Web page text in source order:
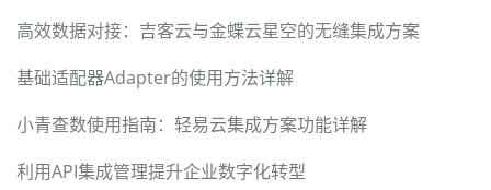
高效数据对接：吉客云与金蝶云星空的无缝集成方案
基础适配器Adapter的使用方法详解
小青查数使用指南：轻易云集成方案功能详解
利用API集成管理提升企业数字化转型